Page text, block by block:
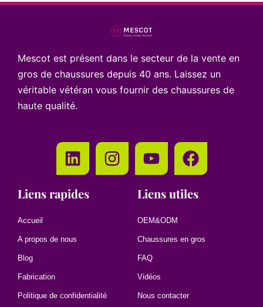
Mescot est présent dans le secteur de la vente en
gros de chaussures depuis 40 ans. Laissez un
véritable vétéran vous fournir des chaussures de
haute qualité.
Liens rapides
Accueil
A propos de nous
Blog
Fabrication
Politique de confidentialité
Liens utiles
OEM&ODM
Chaussures en gros
FAQ
Vidéos
Nous contacter